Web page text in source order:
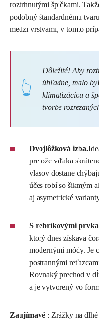
roztrhnutými špičkami.
podobný štandardnému
medzi vrstvami, v tomto
Dôležité! Aby
úhľadne, malo
klimatizáciou a
tvorbe
Dvojlôžková izba.
pretože vďaka
vlasov dostane
účes robí so šikmým
aj asymetrické
S rebríkovými
ktorý dnes získava
modernými módy. Je
postrannými
Rovnaký prechod v
a je vytvorený vo
Zaujímavé : Zrážky na